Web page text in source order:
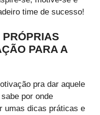
time de sucesso!
PARA A
pra dar aquele
por onde
umas dicas práticas e